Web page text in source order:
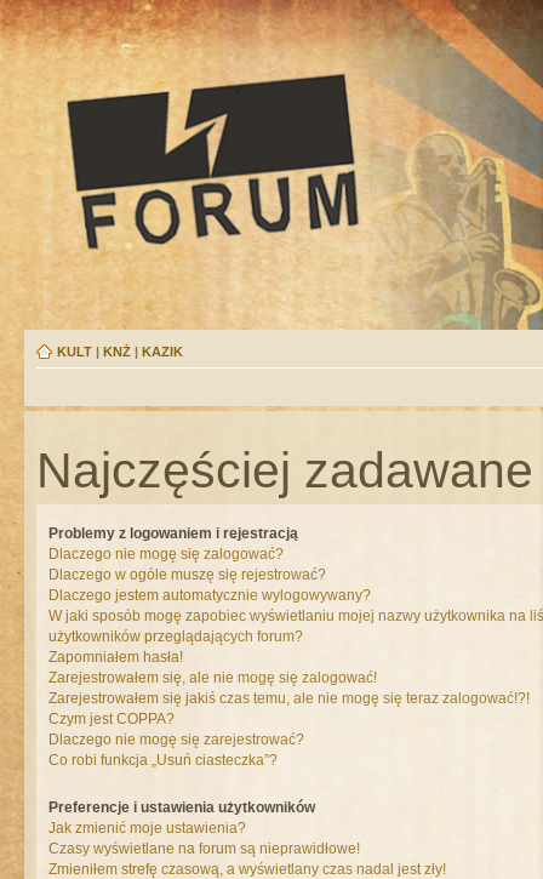
KULT | KNŻ | KAZIK
Najczęściej
Problemy z logowaniem i rejestracją
Dlaczego nie mogę się zalogować?
Dlaczego w ogóle muszę się rejestrować?
Dlaczego jestem automatycznie wylogowywany?
W jaki sposób mogę zapobiec wyświetlaniu mojej nazwy użytkownika na
użytkowników przeglądających forum?
Zapomniałem hasła!
Zarejestrowałem się, ale nie mogę się zalogować!
Zarejestrowałem się jakiś czas temu, ale nie mogę się teraz zalogować!?!
Czym jest COPPA?
Dlaczego nie mogę się zarejestrować?
Co robi funkcja „Usuń ciasteczka”?
Preferencje i ustawienia użytkowników
Jak zmienić moje ustawienia?
Czasy wyświetlane na forum są nieprawidłowe!
Zmieniłem strefę czasową, a wyświetlany czas nadal jest zły!